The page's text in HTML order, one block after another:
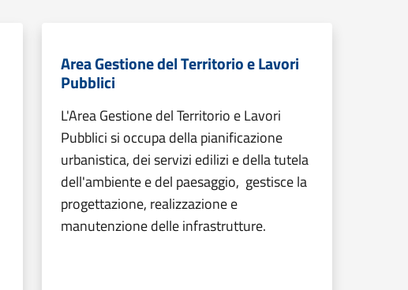
Area Gestione del Territorio e Lavori
Pubblici
L'Area Gestione del Territorio e Lavori
Pubblici si occupa della pianificazione
urbanistica, dei servizi edilizi e della tutela
dell'ambiente e del paesaggio, gestisce la
progettazione, realizzazione e
manutenzione delle infrastrutture.